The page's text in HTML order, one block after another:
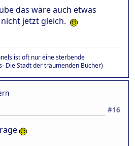
das wäre auch etwas
jetzt gleich.
ist oft nur eine sterbende
Die Stadt der träumenden Bücher)
#16